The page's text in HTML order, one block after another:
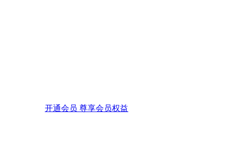
开通会员 尊享会员权益